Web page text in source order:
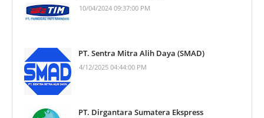
10/04/2024 09:37:00 PM
PT. Sentra Mitra Alih Daya (SMAD)
4/12/2025 04:44:00 PM
PT. Dirgantara Sumatera Ekspress